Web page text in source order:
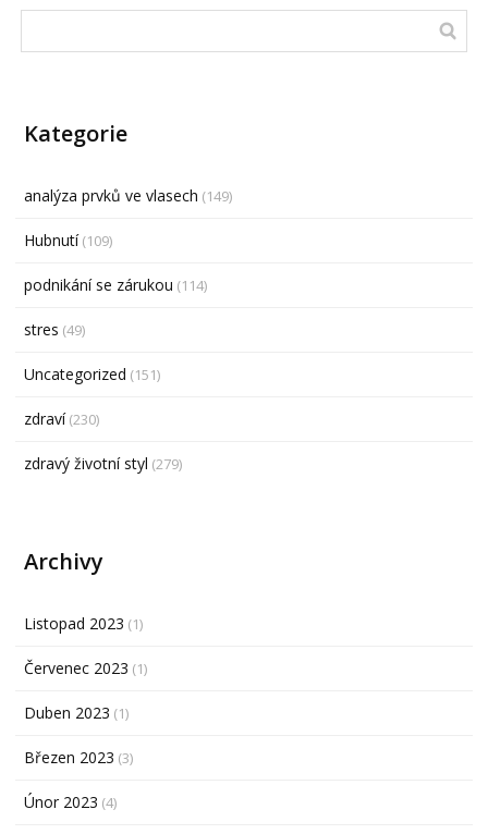
Kategorie
analýza prvků ve vlasech (149)
Hubnutí(109)
podnikání se zárukou (114)
stres (49)
Uncategorized (151)
zdraví(230)
zdravý životní styl (279)
Archivy
Listopad 2023 (1)
Červenec 2023 (1)
Duben 2023 (1)
Březen 2023 (3)
Únor 2023 (4)